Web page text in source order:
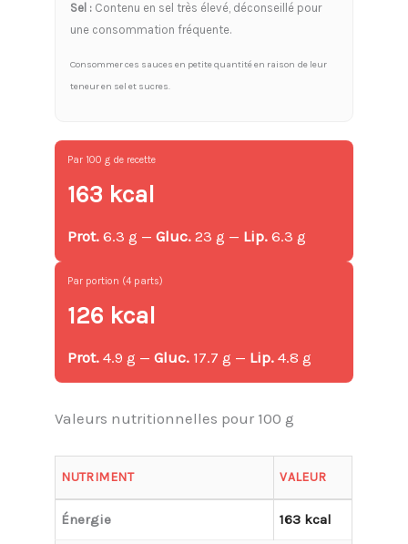
Sel : Contenu en sel très élevé, déconseillé pour
une consommation fréquente.
Consommer ces sauces en petite quantité en raison de leur
teneur en sel et sucres.
Par 100 g de recette
163 kcal
Prot. 6.3 g —Gluc. 23 g — Lip. 6.3 g
Par portion (4 parts)
126 kcal
Prot. 4.9 g —Gluc. 17.7 g — Lip. 4.8 g
Valeurs nutritionnelles pour 100 g
NUTRIMENT VALEUR
Énergie 163 kcal